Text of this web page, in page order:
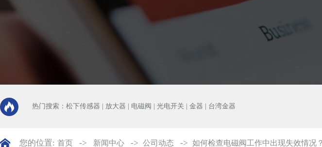
热门搜索： 松下传感器 放大器 电磁阀 光电开关 金器 台湾金器
您的位置: 首页 -> 新闻中心 -> 公司动态 -> 如何检查电磁阀工作中出现失效情况？